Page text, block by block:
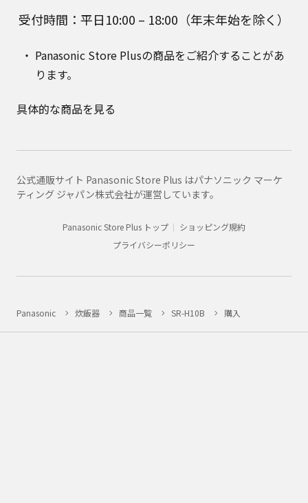
受付時間：平日10:00 – 18:00（年末年始を除く）
Panasonic Store Plusの商品をご紹介することがあ
ります。
具体的な商品を見る
公式通販サイト Panasonic Store Plus はパナソニック マーケ
ティング ジャパン株式会社が運営しています。
Panasonic Store Plus トップ
ショッピング規約
プライバシーポリシー
Panasonic 炊飯器 商品一覧 SR-H10B 購入